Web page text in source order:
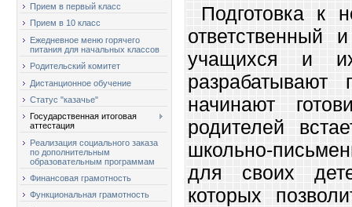
Прием в первый класс
Прием в 10 класс
Ежедневное меню горячего
питания для начальных классов
Родительский комитет
Дистанционное обучение
Статус "казачье"
Государственная итоговая
аттестация
Реализация социального заказа
по дополнительным
образовательным программам
Финансовая грамотность
Функциональная грамотность
Подготовка к
учащихся и
разрабатывают
начинают
родителей
школьно-
для своих
которых